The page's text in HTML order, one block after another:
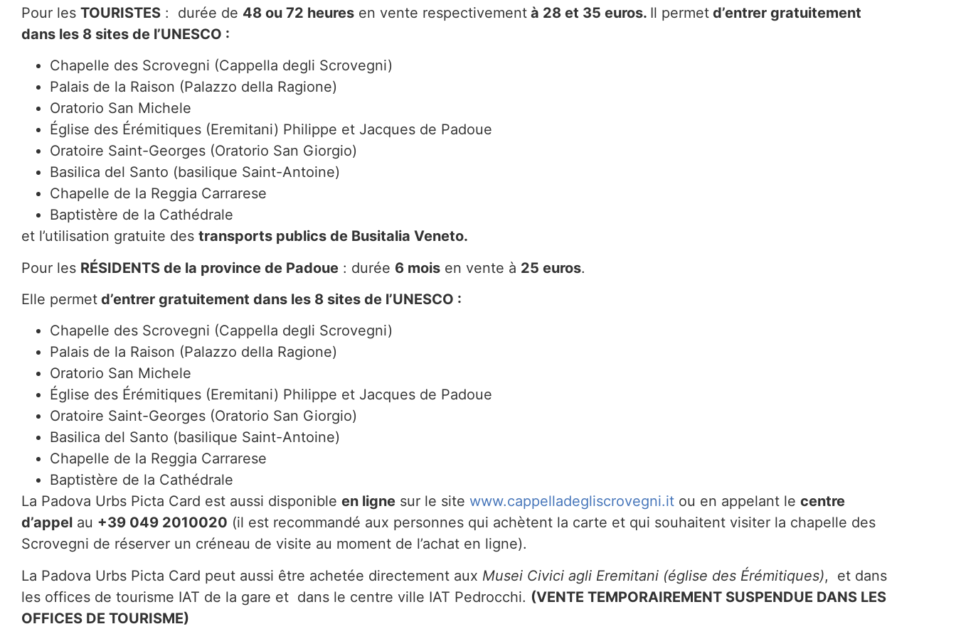
Pour les TOURISTES : durée de 48 ou 72 heures en vente respectivement à 28 et 35 euros. Il permet d’entrer gratuitement
dans les 8 sites de l’UNESCO :
Chapelle des Scrovegni (Cappella degli Scrovegni)
Palais de la Raison (Palazzo della Ragione)
Oratorio San Michele
Église des Érémitiques (Eremitani) Philippe et Jacques de Padoue
Oratoire Saint-Georges (Oratorio San Giorgio)
Basilica del Santo (basilique Saint-Antoine)
Chapelle de la Reggia Carrarese
Baptistère de la Cathédrale
et l’utilisation gratuite des transports publics de Busitalia Veneto.
Pour les RÉSIDENTS de la province de Padoue : durée 6 mois en vente à 25 euros.
Elle permet d’entrer gratuitement dans les 8 sites de l’UNESCO :
Chapelle des Scrovegni (Cappella degli Scrovegni)
Palais de la Raison (Palazzo della Ragione)
Oratorio San Michele
Église des Érémitiques (Eremitani) Philippe et Jacques de Padoue
Oratoire Saint-Georges (Oratorio San Giorgio)
Basilica del Santo (basilique Saint-Antoine)
Chapelle de la Reggia Carrarese
Baptistère de la Cathédrale
La Padova Urbs Picta Card est aussi disponible en ligne sur le site www.cappelladegliscrovegni.it ou en appelant le centre
d’appel au +39 049 2010020 (il est recommandé aux personnes qui achètent la carte et qui souhaitent visiter la chapelle des
Scrovegni de réserver un créneau de visite au moment de l’achat en ligne).
La Padova Urbs Picta Card peut aussi être achetée directement aux Musei Civici agli Eremitani (église des Érémitiques), et dans
les offices de tourisme IAT de la gare et dans le centre ville IAT Pedrocchi. (VENTE TEMPORAIREMENT SUSPENDUE DANS LES
OFFICES DE TOURISME)